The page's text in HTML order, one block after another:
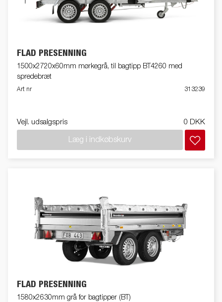
FLAD PRESENNING
1500x2720x60mm mørkegrå, til bagtipp BT4260 med
spredebræt
Art nr 313239
Vejl. udsalgspris 0 DKK
Læg i indkøbskurv
FLAD PRESENNING
1580x2630mm grå for bagtipper (BT)